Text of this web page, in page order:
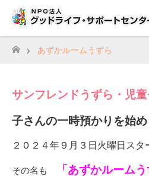
ホーム
あずかルームうずら
サンフレンドうずら・児
子さんの一時預かりを始
２０２４年９月３日火曜日スタ
その名も 「あずかルームう